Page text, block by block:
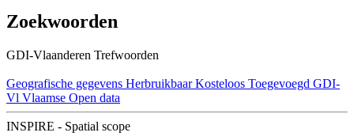
Zoekwoorden
GDI-Vlaanderen Trefwoorden
Geografische gegevens Herbruikbaar Kosteloos Toegevoegd GDI-
Vl Vlaamse Open data
INSPIRE - Spatial scope